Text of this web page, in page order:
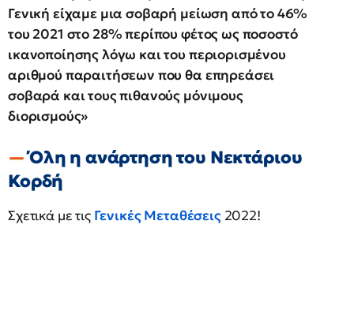
Γενική είχαμε μια σοβαρή μείωση από το 46%
του 2021 στο 28% περίπου φέτος ως ποσοστό
ικανοποίησης λόγω και του περιορισμένου
αριθμού παραιτήσεων που θα επηρεάσει
σοβαρά και τους πιθανούς μόνιμους
διορισμούς»
Όλη η ανάρτηση του Νεκτάριου
Κορδή
Σχετικά με τις Γενικές Μεταθέσεις 2022!